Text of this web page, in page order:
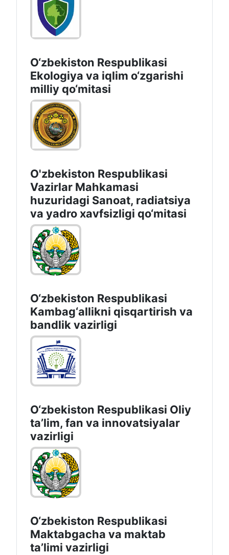
O‘zbekiston Respublikasi
Ekologiya va iqlim o‘zgarishi
milliy qo‘mitasi
O'zbekiston Respublikasi
Vazirlar Mahkamasi
huzuridagi Sanoat, radiatsiya
va yadro xavfsizligi qo‘mitasi
O‘zbekiston Respublikasi
Kambag‘allikni qisqartirish va
bandlik vazirligi
O‘zbekiston Respublikasi Oliy
taʼlim, fan va innovatsiyalar
vazirligi
O‘zbekiston Respublikasi
Maktabgacha va maktab
taʼlimi vazirligi